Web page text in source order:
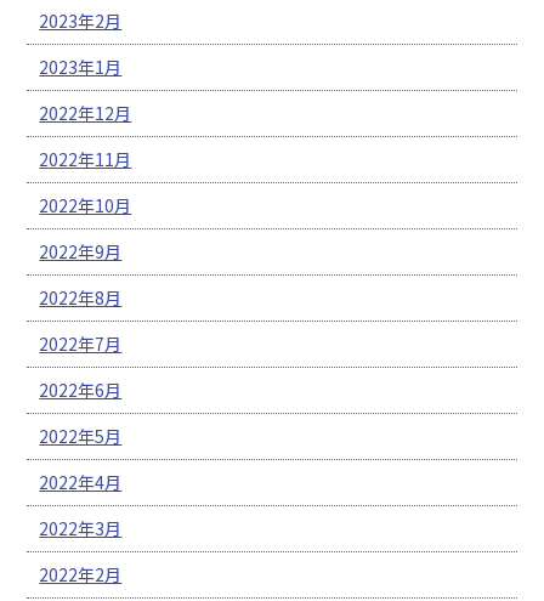
2023年2月
2023年1月
2022年12月
2022年11月
2022年10月
2022年9月
2022年8月
2022年7月
2022年6月
2022年5月
2022年4月
2022年3月
2022年2月